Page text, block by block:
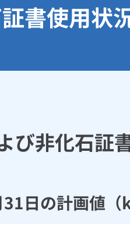
書使用状
び非化石証
日の計画値（